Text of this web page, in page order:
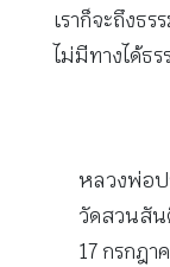
เราก็จะถึงธร
ไม่มีทางได้ธ
หลวงพ่อป
วัดสวนสัน
17 กรกฎา